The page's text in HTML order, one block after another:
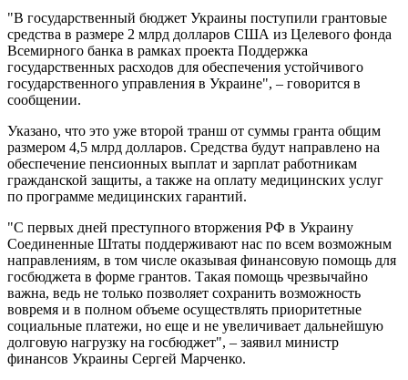
"В государственный бюджет Украины поступили грантовые
средства в размере 2 млрд долларов США из Целевого фонда
Всемирного банка в рамках проекта Поддержка
государственных расходов для обеспечения устойчивого
государственного управления в Украине", – говорится в
сообщении.
Указано, что это уже второй транш от суммы гранта общим
размером 4,5 млрд долларов. Средства будут направлено на
обеспечение пенсионных выплат и зарплат работникам
гражданской защиты, а также на оплату медицинских услуг
по программе медицинских гарантий.
"С первых дней преступного вторжения РФ в Украину
Соединенные Штаты поддерживают нас по всем возможным
направлениям, в том числе оказывая финансовую помощь для
госбюджета в форме грантов. Такая помощь чрезвычайно
важна, ведь не только позволяет сохранить возможность
вовремя и в полном объеме осуществлять приоритетные
социальные платежи, но еще и не увеличивает дальнейшую
долговую нагрузку на госбюджет", – заявил министр
финансов Украины Сергей Марченко.